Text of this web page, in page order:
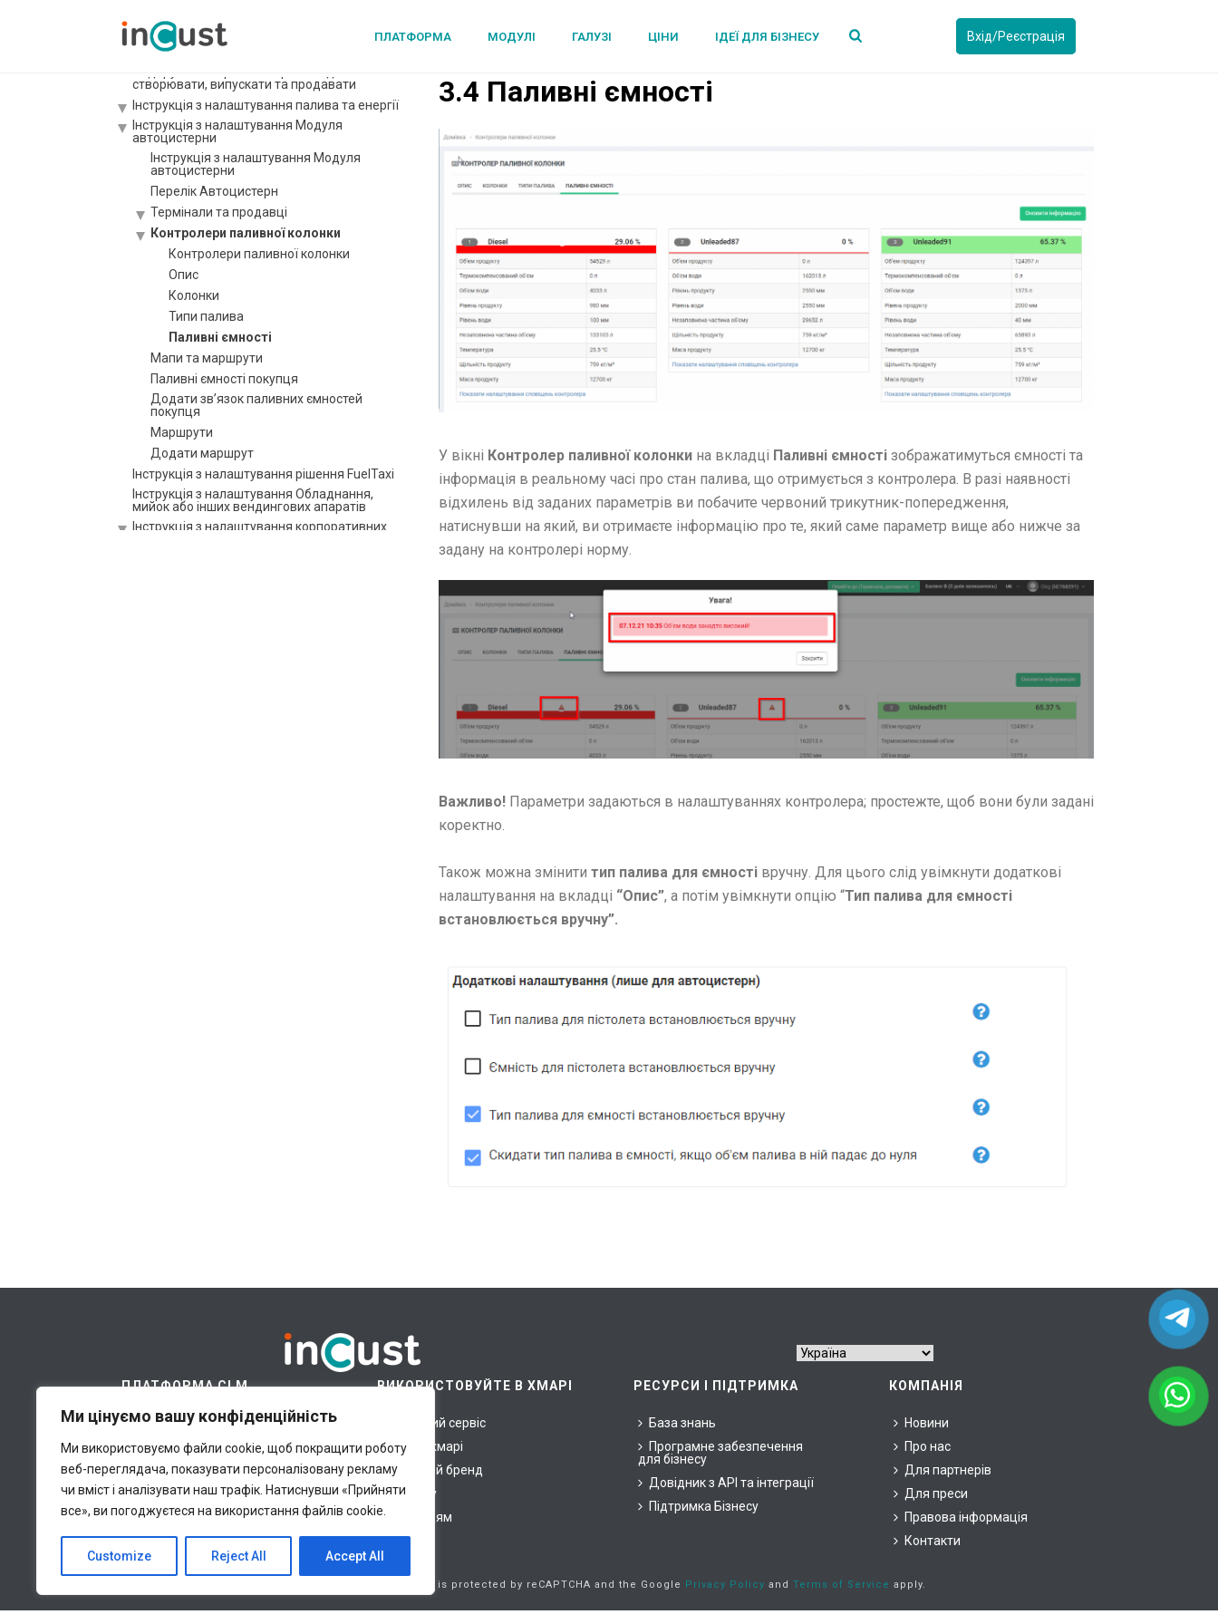
Ми цінуємо вашу конфіденційність
Ми використовуємо файли cookie, щоб покращити роботу
веб-переглядача, показувати персоналізовану рекламу
чи вміст і аналізувати наш трафік. Натиснувши «Прийняти
все», ви погоджуєтеся на використання файлів cookie.
Customize Reject All Accept All
ПЛАТФОРМА МОДУЛІ ГАЛУЗІ ЦІНИ ІДЕЇ ДЛЯ БІЗНЕСУ Вхід/Реєстрація
Використання корпоративних рахунків
Біржа купонів
створювати, випускати та продавати
Інструкція з налаштування палива та енергії
Інструкція з налаштування Модуля
автоцистерни
Інструкція з налаштування Модуля
автоцистерни
Перелік Автоцистерн
Термінали та продавці
Контролери паливної колонки
Контролери паливної колонки
Опис
Колонки
Типи палива
Паливні ємності
Мапи та маршрути
Паливні ємності покупця
Додати зв’язок паливних ємностей
покупця
Маршрути
Додати маршрут
Інструкція з налаштування рішення FuelTaxi
Інструкція з налаштування Обладнання,
мийок або інших вендингових апаратів
Інструкція з налаштування корпоративних
3.4 Паливні ємності
У вікні Контролер паливної колонки на вкладці Паливні ємностізображатимуться ємності та
інформація в реальному часі про стан палива, що отримується з контролера. В разі наявності
відхилень від заданих параметрів ви побачите червоний трикутник-попередження,
натиснувши на який, ви отримаєте інформацію про те, який саме параметр вище або нижче за
задану на контролері норму.
Важливо! Параметри задаються в налаштуваннях контролера; простежте, щоб вони були задані
коректно.
Також можна змінити тип палива для ємностівручну. Для цього слід увімкнути додаткові
налаштування на вкладці “Опис”, а потім увімкнути опцію “Тип палива для ємності
встановлюється вручну”.
ПЛАТФОРМА CLM
Платформа
Модулі
Галузі
Ціни
Ідеї для бізнесу
ВИКОРИСТОВУЙТЕ В ХМАРІ
Хмарний сервіс
Ціни у хмарі
Власний бренд
Бізнесу
Покупцям
РЕСУРСИ І ПІДТРИМКА
База знань
Програмне забезпечення
для бізнесу
Довідник з API та інтеграції
Підтримка Бізнесу
КОМПАНІЯ
Новини
Про нас
Для партнерів
Для преси
Правова інформація
Контакти
Всі права належать inCust Ltd., © 2020. This site is protected by reCAPTCHA and the Google Privacy Policy and Terms of Service apply.